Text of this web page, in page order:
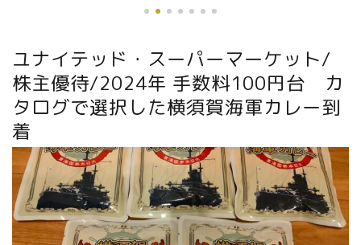
ユナイテッド・スーパーマーケット/
株主優待/2024年 手数料100円台 カ
タログで選択した横須賀海軍カレー到
着